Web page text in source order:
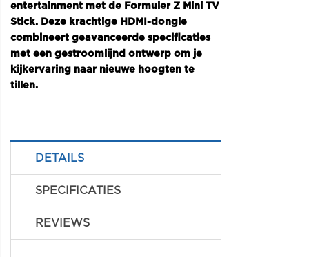
entertainment met de Formuler Z Mini TV
Stick. Deze krachtige HDMI-dongle
combineert geavanceerde specificaties
met een gestroomlijnd ontwerp om je
kijkervaring naar nieuwe hoogten te
tillen.
DETAILS
SPECIFICATIES
REVIEWS